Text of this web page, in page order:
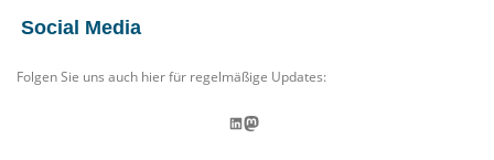
Social Media
Folgen Sie uns auch hier für regelmäßige Updates:
LinkedIn Mastodon